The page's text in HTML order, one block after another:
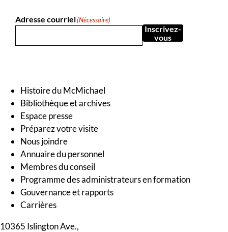
Adresse courriel(Nécessaire)
Inscrivez-
vous
Histoire du McMichael
Bibliothèque et archives
Espace presse
Préparez votre visite
Nous joindre
Annuaire du personnel
Membres du conseil
Programme des administrateurs en formation
Gouvernance et rapports
Carrières
10365 Islington Ave.,